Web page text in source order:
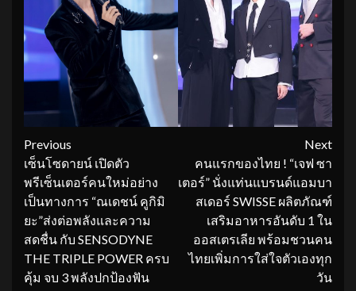
Continue
Reading
Previous
เซ็นโซดายน์ เปิดตัว
พรีเซ็นเตอร์คนใหม่อย่าง
เป็นทางการ “ณเดชน์ คูกิมิ
ยะ”ส่งต่อพลังและความ
สดชื่น กับ SENSODYNE
THE TRIPLE POWER ครบ
คุ้ม จบ 3 พลังปกป้องฟัน
Next
คนแรกของไทย ! “เจฟ ซา
เตอร์” นั่งแท่นแบรนด์แอมบา
สเดอร์ SWISSE ผลิตภัณฑ์
เสริมอาหารอันดับ 1 ใน
ออสเตรเลีย พร้อมชวนคน
ไทยเพิ่มการใส่ใจตัวเองทุก
วัน